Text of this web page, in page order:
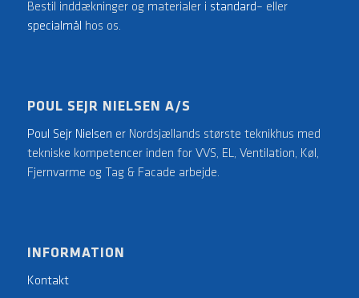
Bestil inddækninger og materialer i standard– eller
specialmål hos os.
POUL SEJR NIELSEN A/S
Poul Sejr Nielsen er Nordsjællands største teknikhus med
tekniske kompetencer inden for VVS, EL, Ventilation, Køl,
Fjernvarme og Tag & Facade arbejde.
INFORMATION
Kontakt